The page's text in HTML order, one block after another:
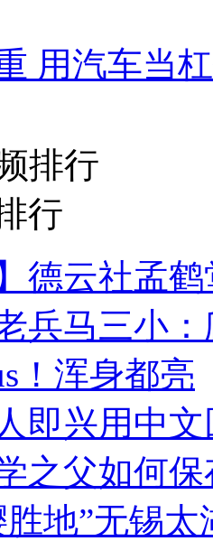
用汽车当
排行
行
德云社孟
兵马三小
！浑身都亮
即兴用中
之父如何
胜地”无锡